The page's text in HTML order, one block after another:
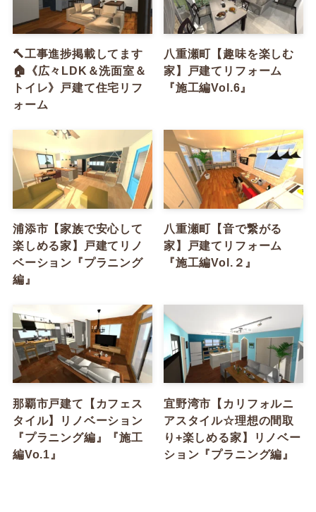
🔨工事進捗掲載してます
🏠《広々LDK＆洗面室＆
トイレ》戸建て住宅リフ
ォーム
八重瀬町【趣味を楽しむ
家】戸建てリフォーム
『施工編Vol.6』
浦添市【家族で安心して
楽しめる家】戸建てリノ
ベーション『プラニング
編』
八重瀬町【音で繋がる
家】戸建てリフォーム
『施工編Vol.２』
那覇市戸建て【カフェス
タイル】リノベーション
『プラニング編』『施工
編Vo.1』
宜野湾市【カリフォルニ
アスタイル☆理想の間取
り+楽しめる家】リノベー
ション『プラニング編』